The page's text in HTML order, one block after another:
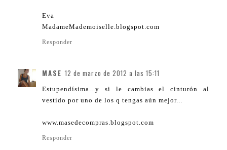
Eva
MadameMademoiselle.blogspot.com
Responder
MASE 12 de marzo de 2012 a las 15:11
Estupendísima...y si le cambias el cinturón al
vestido por uno de los q tengas aún mejor...
www.masedecompras.blogspot.com
Responder